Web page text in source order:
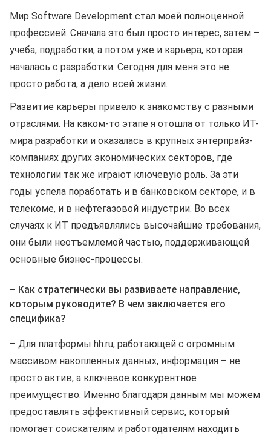
Мир Software Development стал моей полноценной
профессией. Сначала это был просто интерес, затем –
учеба, подработки, а потом уже и карьера, которая
началась с разработки. Сегодня для меня это не
просто работа, а дело всей жизни.
Развитие карьеры привело к знакомству с разными
отраслями. На каком-то этапе я отошла от только ИТ-
мира разработки и оказалась в крупных энтерпрайз-
компаниях других экономических секторов, где
технологии так же играют ключевую роль. За эти
годы успела поработать и в банковском секторе, и в
телекоме, и в нефтегазовой индустрии. Во всех
случаях к ИТ предъявлялись высочайшие требования,
они были неотъемлемой частью, поддерживающей
основные бизнес-процессы.
– Как стратегически вы развиваете направление,
которым руководите? В чем заключается его
специфика?
– Для платформы hh.ru, работающей с огромным
массивом накопленных данных, информация – не
просто актив, а ключевое конкурентное
преимущество. Именно благодаря данным мы можем
предоставлять эффективный сервис, который
помогает соискателям и работодателям находить